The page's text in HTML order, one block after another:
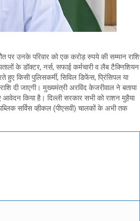
पर उनके परिवार को एक करोड़ रुपये की सम्मान राशि
के डॉक्टर, नर्स, सफाई कर्मचारी व लैब टैक्निशियन
किसी पुलिसकर्मी, सिविल डिफेंस, प्रिंसिपल या
दी जाएगी। मुख्यमंत्री अरविंद केजरीवाल ने बताया
किया है। दिल्ली सरकार सभी को राशन मुहैया
सर्विस व्हीकल (पीएसवी) चालकों के अभी तक